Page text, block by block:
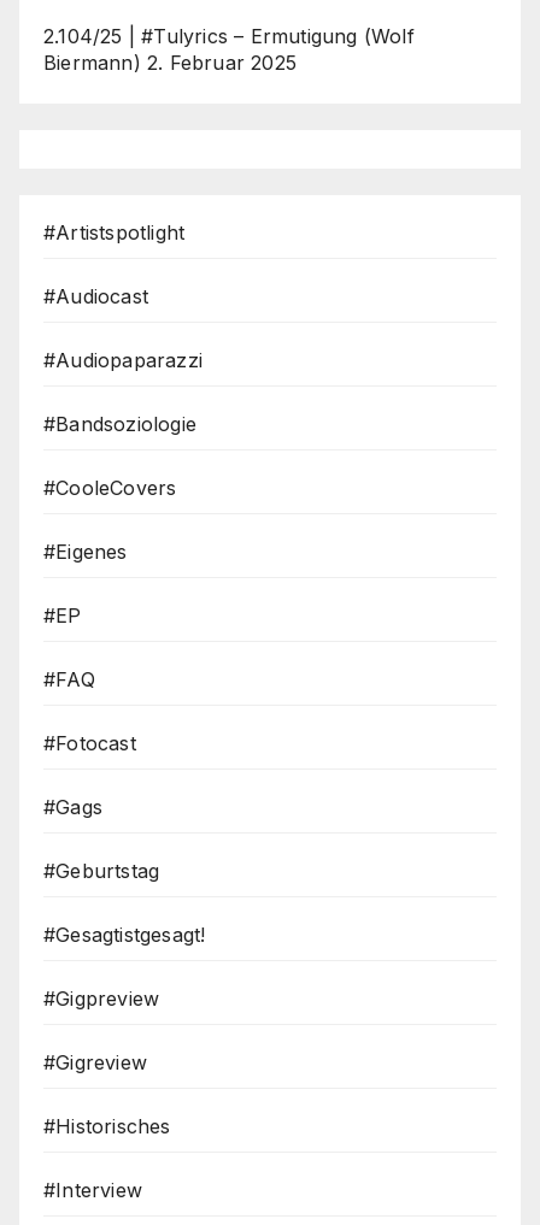
2.104/25 | #Tulyrics – Ermutigung (Wolf
Biermann) 2. Februar 2025
#Artistspotlight
#Audiocast
#Audiopaparazzi
#Bandsoziologie
#CooleCovers
#Eigenes
#EP
#FAQ
#Fotocast
#Gags
#Geburtstag
#Gesagtistgesagt!
#Gigpreview
#Gigreview
#Historisches
#Interview